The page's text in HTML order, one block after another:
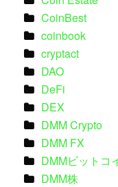
CoinBest
coinbook
cryptact
DAO
DeFi
DEX
DMM Crypto
DMM FX
DMMビットコ
DMM株